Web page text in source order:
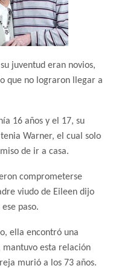
juventud eran novios,
que no lograron llegar a
16 años y el 17, su
Warner, el cual solo
de ir a casa.
comprometerse
viudo de Eileen dijo
paso.
ella encontró una
mantuvo esta relación
murió a los 73 años.